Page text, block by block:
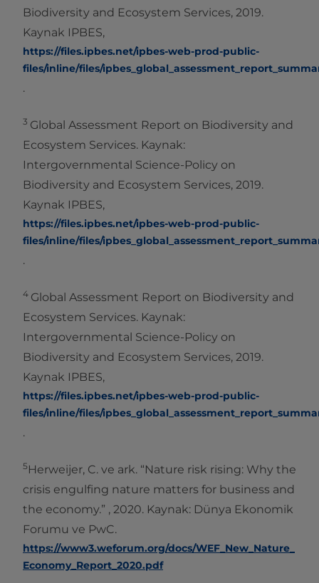
Biodiversity and Ecosystem Services, 2019.
Kaynak IPBES,
https://files.ipbes.net/ipbes-web-prod-public-
files/inline/files/
.
3 Global Assessment Report on Biodiversity and
Ecosystem Services. Kaynak:
Intergovernmental Science-Policy on
Biodiversity and Ecosystem Services, 2019.
Kaynak IPBES,
https://files.ipbes.net/ipbes-web-prod-public-
files/inline/files/
.
4 Global Assessment Report on Biodiversity and
Ecosystem Services. Kaynak:
Intergovernmental Science-Policy on
Biodiversity and Ecosystem Services, 2019.
Kaynak IPBES,
https://files.ipbes.net/ipbes-web-prod-public-
files/inline/files/
.
5Herweijer, C. ve ark. “Nature risk rising: Why the
crisis engulfing nature matters for business and
the economy.” , 2020. Kaynak: Dünya Ekonomik
Forumu ve PwC.
https://www3.weforum.org/docs/WEF_New_Nature_
Economy_Report_2020.pdf